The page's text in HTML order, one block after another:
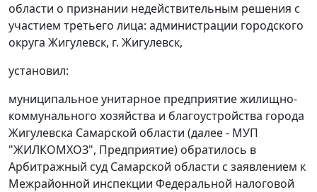
области о признании недействительным решения с
участием третьего лица: администрации городского
округа Жигулевск, г. Жигулевск,
установил:
муниципальное унитарное предприятие жилищно-
коммунального хозяйства и благоустройства города
Жигулевска Самарской области (далее - МУП
"ЖИЛКОМХОЗ", Предприятие) обратилось в
Арбитражный суд Самарской области с заявлением к
Межрайонной инспекции Федеральной налоговой